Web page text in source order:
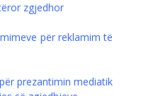
zgjedhor
për reklamim të
prezantimin mediatik